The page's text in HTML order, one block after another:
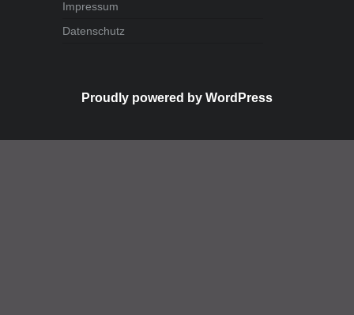
Impressum
Datenschutz
Proudly powered by WordPress